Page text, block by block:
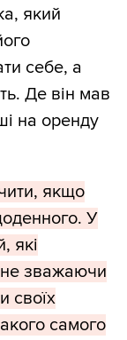
який
себе, а
Де він мав
на оренду
якщо
У
які
не зважаючи
своїх
самого